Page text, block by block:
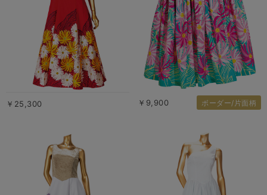
￥25,300 ￥9,900 ボーダー/片面柄